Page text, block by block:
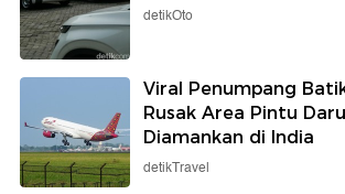
detikOto
Viral Penumpang
Rusak Area Pintu
Diamankan di India
detikTravel